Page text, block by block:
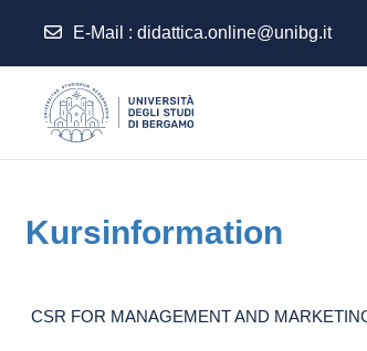
E-Mail : didattica.online@unibg.it
Kursinformation
CSR FOR MANAGEMENT AND